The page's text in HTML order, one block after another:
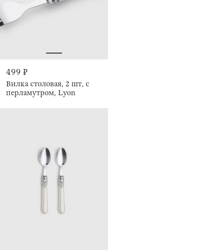
499 ₽
Вилка столовая, 2 шт, с
перламутром, Lyon